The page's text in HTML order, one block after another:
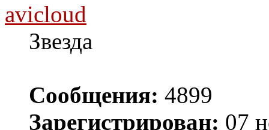
avicloud
Звезда
Сообщения: 4899
Зарегистрирован: 07